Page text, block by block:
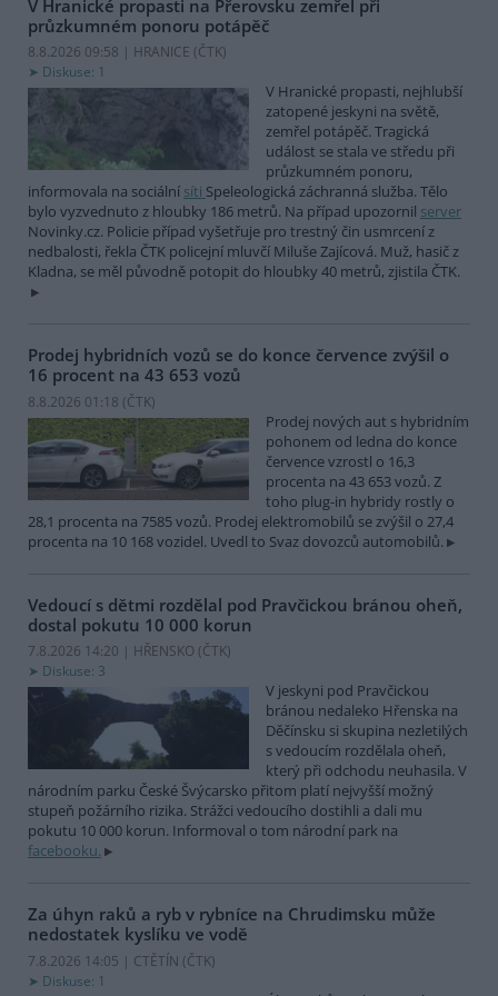
V Hranické propasti na Přerovsku zemřel při
průzkumném ponoru potápěč
8.8.2026 09:58 | HRANICE (ČTK)
Diskuse: 1
V Hranické propasti, nejhlubší
zatopené jeskyni na světě,
zemřel potápěč. Tragická
událost se stala ve středu při
průzkumném ponoru,
informovala na sociální síti Speleologická záchranná služba. Tělo
bylo vyzvednuto z hloubky 186 metrů. Na případ upozornil server
Novinky.cz. Policie případ vyšetřuje pro trestný čin usmrcení z
nedbalosti, řekla ČTK policejní mluvčí Miluše Zajícová. Muž, hasič z
Kladna, se měl původně potopit do hloubky 40 metrů, zjistila ČTK.
Prodej hybridních vozů se do konce července zvýšil o
16 procent na 43 653 vozů
8.8.2026 01:18 (ČTK)
Prodej nových aut s hybridním
pohonem od ledna do konce
července vzrostl o 16,3
procenta na 43 653 vozů. Z
toho plug-in hybridy rostly o
28,1 procenta na 7585 vozů. Prodej elektromobilů se zvýšil o 27,4
procenta na 10 168 vozidel. Uvedl to Svaz dovozců automobilů.
Vedoucí s dětmi rozdělal pod Pravčickou bránou oheň,
dostal pokutu 10 000 korun
7.8.2026 14:20 | HŘENSKO (ČTK)
Diskuse: 3
V jeskyni pod Pravčickou
bránou nedaleko Hřenska na
Děčínsku si skupina nezletilých
s vedoucím rozdělala oheň,
který při odchodu neuhasila. V
národním parku České Švýcarsko přitom platí nejvyšší možný
stupeň požárního rizika. Strážci vedoucího dostihli a dali mu
pokutu 10 000 korun. Informoval o tom národní park na
facebooku.
Za úhyn raků a ryb v rybníce na Chrudimsku může
nedostatek kyslíku ve vodě
7.8.2026 14:05 | CTĚTÍN (ČTK)
Diskuse: 1